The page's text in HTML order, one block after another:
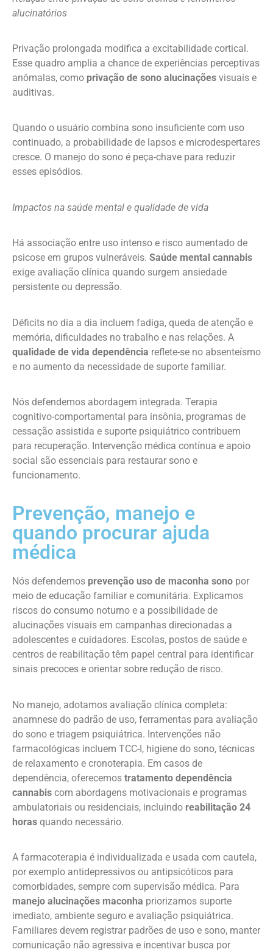
alucinatórios
Privação prolongada modifica a excitabilidade cortical.
Esse quadro amplia a chance de experiências perceptivas
anômalas, como privação de sono alucinações visuais e
auditivas.
Quando o usuário combina sono insuficiente com uso
continuado, a probabilidade de lapsos e microdespertares
cresce. O manejo do sono é peça-chave para reduzir
esses episódios.
Impactos na saúde mental e qualidade de vida
Há associação entre uso intenso e risco aumentado de
psicose em grupos vulneráveis. Saúde mental cannabis
exige avaliação clínica quando surgem ansiedade
persistente ou depressão.
Déficits no dia a dia incluem fadiga, queda de atenção e
memória, dificuldades no trabalho e nas relações. A
qualidade de vida dependência reflete-se no absenteísmo
e no aumento da necessidade de suporte familiar.
Nós defendemos abordagem integrada. Terapia
cognitivo-comportamental para insônia, programas de
cessação assistida e suporte psiquiátrico contribuem
para recuperação. Intervenção médica contínua e apoio
social são essenciais para restaurar sono e
funcionamento.
Prevenção, manejo e
quando procurar ajuda
médica
Nós defendemos prevenção uso de maconha sono por
meio de educação familiar e comunitária. Explicamos
riscos do consumo noturno e a possibilidade de
alucinações visuais em campanhas direcionadas a
adolescentes e cuidadores. Escolas, postos de saúde e
centros de reabilitação têm papel central para identificar
sinais precoces e orientar sobre redução de risco.
No manejo, adotamos avaliação clínica completa:
anamnese do padrão de uso, ferramentas para avaliação
do sono e triagem psiquiátrica. Intervenções não
farmacológicas incluem TCC-I, higiene do sono, técnicas
de relaxamento e cronoterapia. Em casos de
dependência, oferecemos tratamento dependência
cannabis com abordagens motivacionais e programas
ambulatoriais ou residenciais, incluindo reabilitação 24
horas quando necessário.
A farmacoterapia é individualizada e usada com cautela,
por exemplo antidepressivos ou antipsicóticos para
comorbidades, sempre com supervisão médica. Para
manejo alucinações maconha priorizamos suporte
imediato, ambiente seguro e avaliação psiquiátrica.
Familiares devem registrar padrões de uso e sono, manter
comunicação não agressiva e incentivar busca por